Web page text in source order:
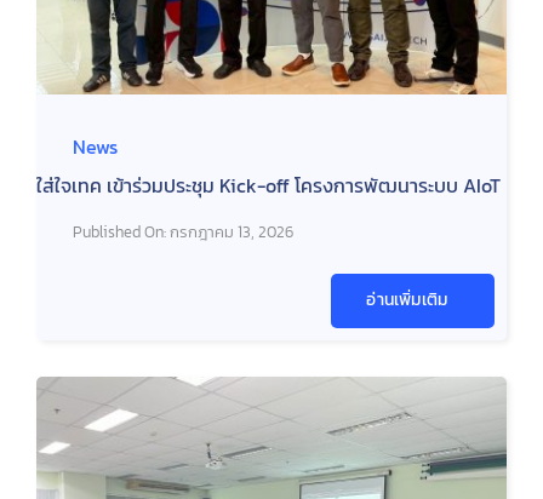
News
ใส่ใจเทค เข้าร่วมประชุม Kick-off โครงการพัฒนาระบบ AIoT
Published On: กรกฎาคม 13, 2026
อ่านเพิ่มเติม